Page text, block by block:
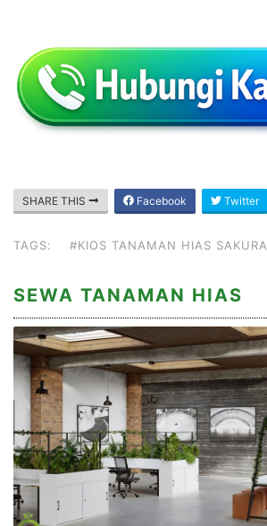
SHARE THIS Facebook Twitter
TAGS: #KIOS TANAMAN HIAS SAKURA
SEWA TANAMAN HIAS